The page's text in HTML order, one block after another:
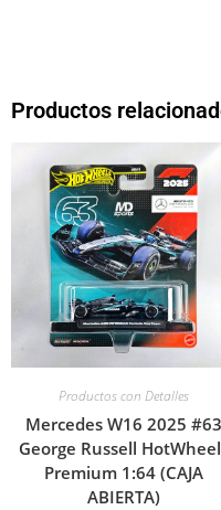
Productos
Productos con Detalles
Mercedes W16 2025 #63
George Russell
Premium 1:64 (CAJA
ABIERTA)